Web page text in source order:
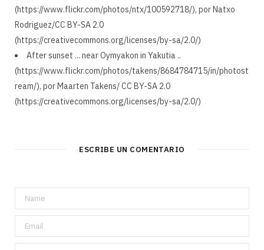
(https://www.flickr.com/photos/ntx/100592718/), por Natxo
Rodriguez/CC BY-SA 2.0
(https://creativecommons.org/licenses/by-sa/2.0/)
After sunset ... near Oymyakon in Yakutia ..
(https://www.flickr.com/photos/takens/8684784715/in/photost
ream/), por Maarten Takens/ CC BY-SA 2.0
(https://creativecommons.org/licenses/by-sa/2.0/)
ESCRIBE UN COMENTARIO